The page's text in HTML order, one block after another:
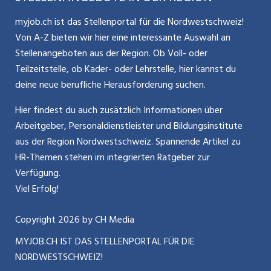
Glossar
Kontakt
Impressum
Bewerber-Cockpit
Mitarbeiter 50+ / Pensionierung
Karriere allgemein
Führung
Bewerbung / Neuorientierung
Aktionen / News
CH Media
ostjob.ch
zentraljob.ch
jobbasel.ch
jobbern.ch
jobmittelland.ch
jobzüri.ch
schaffu.ch (VS)
ajourjob.ch
myjob.ch ist das Stellenportal für die Nordwestschweiz!
Von A-Z bieten wir hier eine interessante Auswahl an
Stellenangeboten aus der Region. Ob Voll- oder
Teilzeitstelle, ob Kader- oder Lehrstelle, hier kannst du
deine neue berufliche Herausforderung suchen.
Hier findest du auch zusätzlich Informationen über
Arbeitgeber, Personaldienstleister und Bildungsinstitute
aus der Region Nordwestschweiz. Spannende Artikel zu
HR-Themen stehen im integrierten Ratgeber zur
Verfügung.
Viel Erfolg!
Copyright 2026by CH Media
MYJOB.CH IST DAS STELLENPORTAL FÜR DIE
NORDWESTSCHWEIZ!